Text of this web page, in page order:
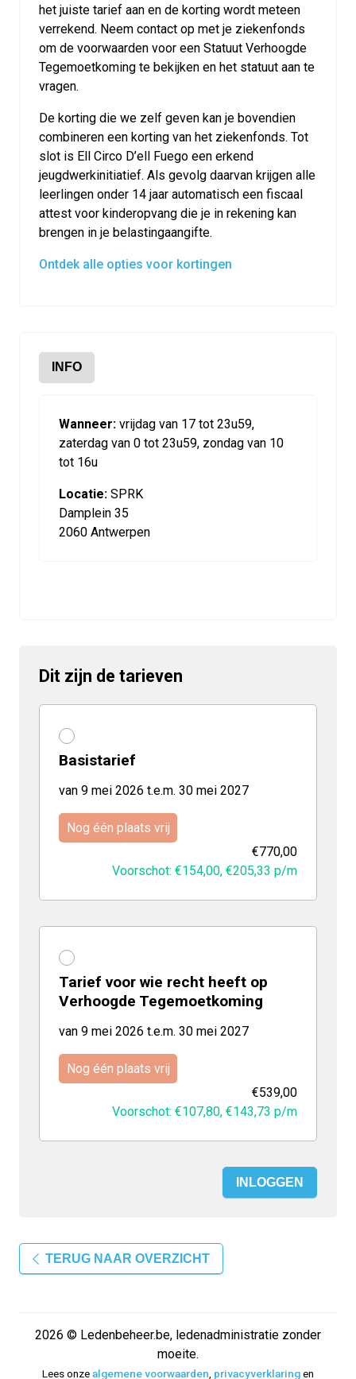
het juiste tarief aan en de korting wordt meteen
verrekend. Neem contact op met je ziekenfonds
om de voorwaarden voor een Statuut Verhoogde
Tegemoetkoming te bekijken en het statuut aan te
vragen.
De korting die we zelf geven kan je bovendien
combineren een korting van het ziekenfonds. Tot
slot is Ell Circo D’ell Fuego een erkend
jeugdwerkinitiatief. Als gevolg daarvan krijgen alle
leerlingen onder 14 jaar automatisch een fiscaal
attest voor kinderopvang die je in rekening kan
brengen in je belastingaangifte.
Ontdek alle opties voor kortingen
INFO
Wanneer: vrijdag van 17 tot 23u59,
zaterdag van 0 tot 23u59, zondag van 10
tot 16u
Locatie: SPRK
Damplein 35
2060 Antwerpen
Dit zijn de tarieven
Basistarief
van 9 mei 2026 t.e.m. 30 mei 2027
Nog één plaats vrij
€770,00
Voorschot: €154,00, €205,33 p/m
Tarief voor wie recht heeft op
Verhoogde Tegemoetkoming
van 9 mei 2026 t.e.m. 30 mei 2027
Nog één plaats vrij
€539,00
Voorschot: €107,80, €143,73 p/m
INLOGGEN
TERUG NAAR OVERZICHT
2026 © Ledenbeheer.be, ledenadministratie zonder
moeite.
Lees onzealgemene voorwaarden, privacyverklaringen